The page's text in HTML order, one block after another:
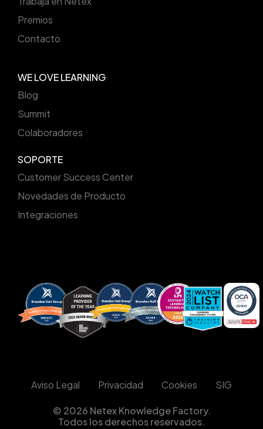
Premios
Contacto
WE LOVE LEARNING
Blog
Summit
Colaboradores
SOPORTE
Customer Success Center
Novedades de Producto
Integraciones
Aviso Legal Privacidad Cookies SIG
© 2026 Netex Knowledge Factory.
Todos los derechos reservados.